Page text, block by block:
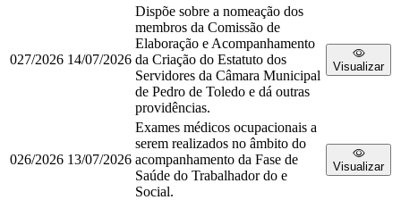
027/2026 14/07/2026
Dispõe sobre a nomeação dos
membros da Comissão de
Elaboração e Acompanhamento
da Criação do Estatuto dos
Servidores da Câmara Municipal
de Pedro de Toledo e dá outras
providências.
Visualizar
026/2026 13/07/2026
Exames médicos ocupacionais a
serem realizados no âmbito do
acompanhamento da Fase de
Saúde do Trabalhador do e
Social.
Visualizar